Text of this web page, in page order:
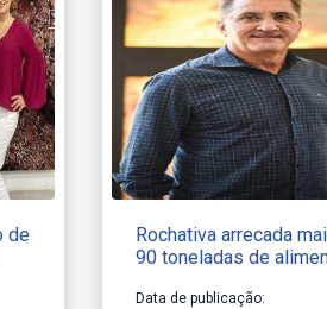
de
Rochativa arrecada
90 toneladas de
Data de publicação: